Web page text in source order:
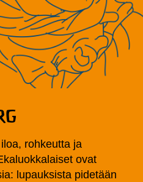
rohkeutta ja
ovat
lupauksista pidetään